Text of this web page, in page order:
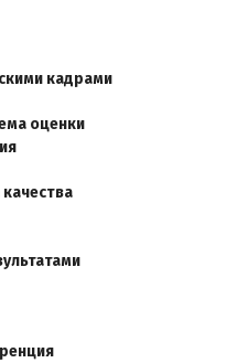
кадрами
оценки